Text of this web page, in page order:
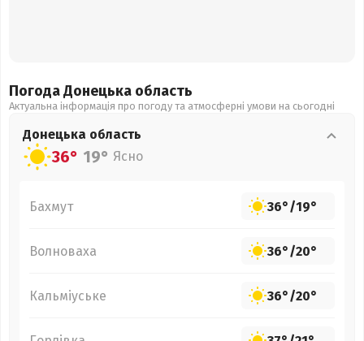
Погода Донецька область
Актуальна інформація про погоду та атмосферні умови на сьогодні
Донецька область
36° 19° Ясно
Бахмут 36°/19°
Волноваха 36°/20°
Кальміуське 36°/20°